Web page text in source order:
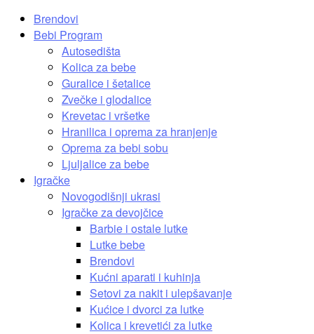
Brendovi
Bebi Program
Autosedišta
Kolica za bebe
Guralice i šetalice
Zvečke i glodalice
Krevetac i vršetke
Hranilica i oprema za hranjenje
Oprema za bebi sobu
Ljuljalice za bebe
Igračke
Novogodišnji ukrasi
Igračke za devojčice
Barbie i ostale lutke
Lutke bebe
Brendovi
Kućni aparati i kuhinja
Setovi za nakit i ulepšavanje
Kućice i dvorci za lutke
Kolica i krevetići za lutke